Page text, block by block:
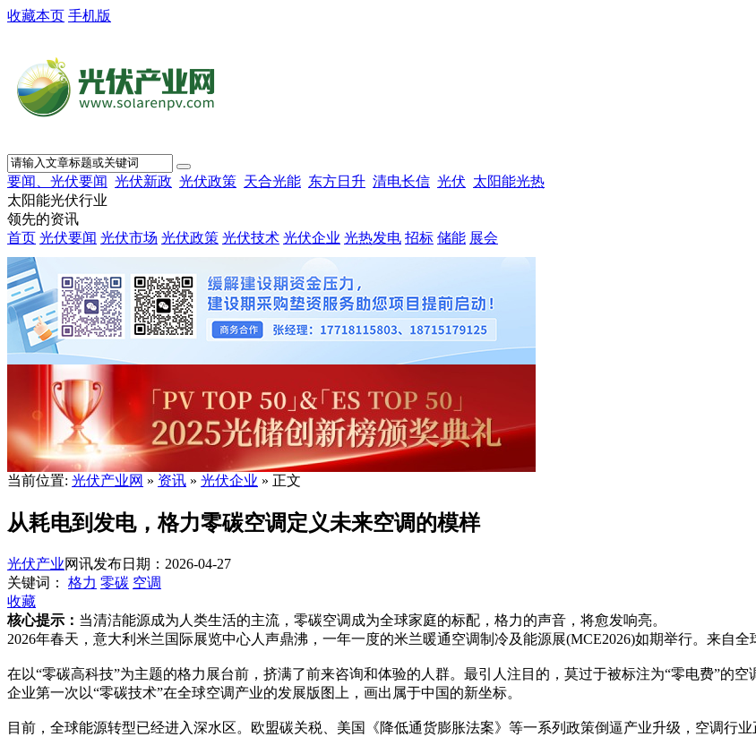
收藏本页 手机版
要闻、光伏要闻 光伏新政 光伏政策 天合光能 东方日升 清电长信 光伏 太阳能光热
太阳能光伏行业
领先的资讯
首页 光伏要闻 光伏市场 光伏政策 光伏技术 光伏企业 光热发电 招标 储能 展会
当前位置: 光伏产业网 » 资讯 » 光伏企业 » 正文
从耗电到发电，格力零碳空调定义未来空调的模样
光伏产业网讯发布日期：2026-04-27
关键词： 格力 零碳 空调
收藏
核心提示： 当清洁能源成为人类生活的主流，零碳空调成为全球家庭的标配，格力的声音，将愈发响亮。
2026年春天，意大利米兰国际展览中心人声鼎沸，一年一度的米兰暖通空调制冷及能源展(MCE2026)如期举行。来自
在以“零碳高科技”为主题的格力展台前，挤满了前来咨询和体验的人群。最引人注目的，莫过于被标注为“零电费”的
企业第一次以“零碳技术”在全球空调产业的发展版图上，画出属于中国的新坐标。
目前，全球能源转型已经进入深水区。欧盟碳关税、美国《降低通货膨胀法案》等一系列政策倒逼产业升级，空调行